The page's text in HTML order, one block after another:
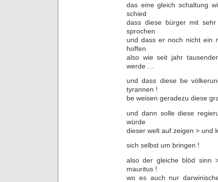
das eine gleich schaltung
schied
dass diese bürger mit
sprochen
und dass er noch nicht ein
hoffen
also wie seit jahr
werde …
und dass diese be
tyrannen !
be weisen geradezu diese
und dann solle diese
würde
dieser welt auf zeigen > und
sich selbst um bringen !
also der gleiche blöd sinn
mauritus !
wo es auch nur